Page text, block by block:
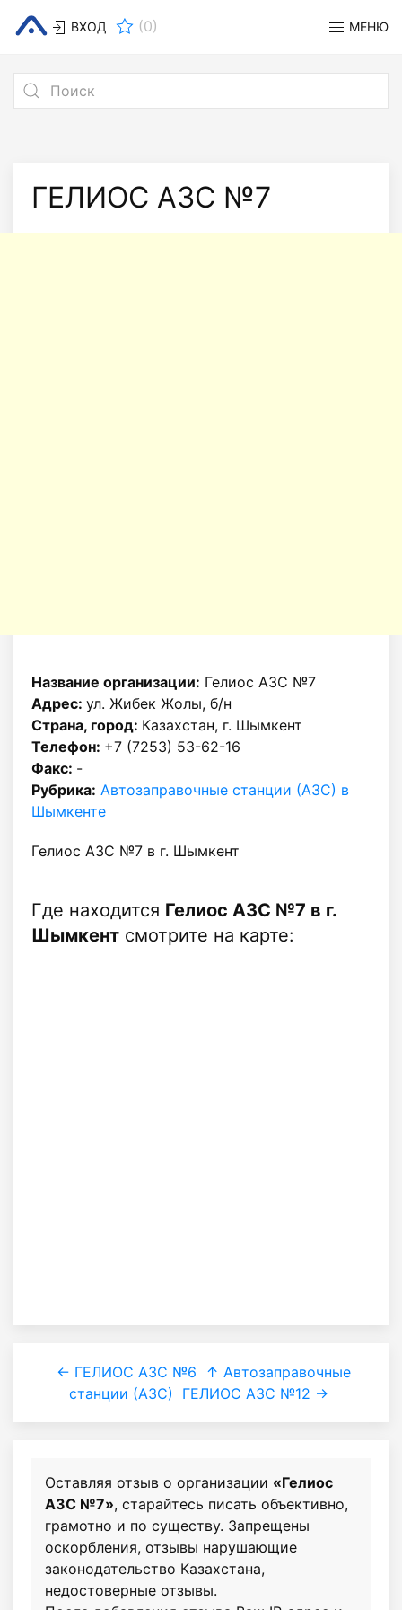
ВХОД (0) МЕНЮ
ГЕЛИОС АЗС №7
Название организации: Гелиос АЗС №7
Адрес: ул. Жибек Жолы, б/н
Страна, город: Казахстан, г. Шымкент
Телефон: +7 (7253) 53-62-16
Факс: -
Рубрика: Автозаправочные станции (АЗС) в
Шымкенте
Гелиос АЗС №7 в г. Шымкент
Где находится Гелиос АЗС №7 в г.
Шымкент смотрите на карте:
← ГЕЛИОС АЗС №6
↑ Автозаправочные
станции (АЗС)
ГЕЛИОС АЗС №12 →
Оставляя отзыв о организации «Гелиос
АЗС №7», старайтесь писать объективно,
грамотно и по существу. Запрещены
оскорбления, отзывы нарушающие
законодательство Казахстана,
недостоверные отзывы.